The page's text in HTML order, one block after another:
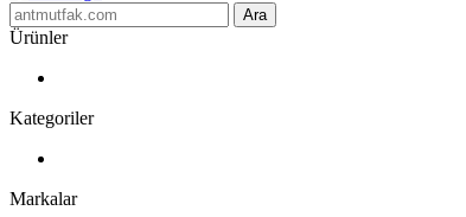
Ara
Ürünler
Kategoriler
Markalar